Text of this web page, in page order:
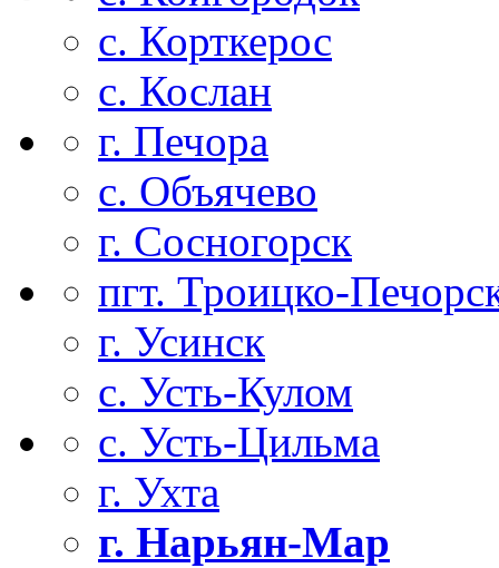
с. Корткерос
с. Кослан
г. Печора
с. Объячево
г. Сосногорск
пгт. Троицко-
г. Усинск
с. Усть-Кулом
с. Усть-Цильма
г. Ухта
г. Нарьян-Мар